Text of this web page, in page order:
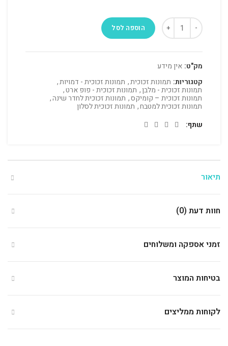
הוספה לסל
מק"ט: אין מידע
קטגוריות: תמונות זכוכית, תמונות זכוכית - דמויות,
תמונות זכוכית - מלבן, תמונות זכוכית - פופ ארט,
תמונות זכוכית – קומיקס, תמונות זכוכית לחדר שינה,
תמונות זכוכית למטבח, תמונות זכוכית לסלון
שתף
תיאור
חוות דעת (0)
זמני אספקה ומשלוחים
בטיחות המוצר
לקוחות ממליצים